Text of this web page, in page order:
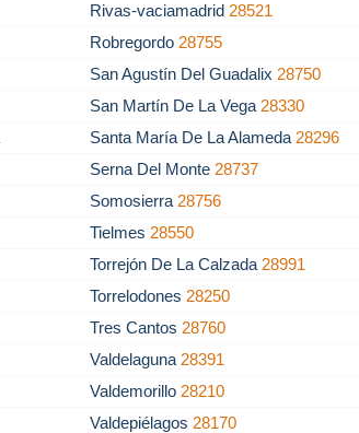
Rivas-vaciamadrid 28521
Robregordo 28755
San Agustín Del Guadalix 28750
San Martín De La Vega 28330
Santa María De La Alameda 28296
Serna Del Monte 28737
Somosierra 28756
Tielmes 28550
Torrejón De La Calzada 28991
Torrelodones 28250
Tres Cantos 28760
Valdelaguna 28391
Valdemorillo 28210
Valdepiélagos 28170